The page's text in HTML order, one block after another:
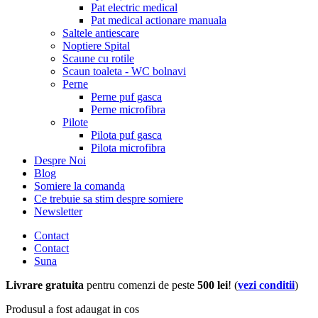
Pat electric medical
Pat medical actionare manuala
Saltele antiescare
Noptiere Spital
Scaune cu rotile
Scaun toaleta - WC bolnavi
Perne
Perne puf gasca
Perne microfibra
Pilote
Pilota puf gasca
Pilota microfibra
Despre Noi
Blog
Somiere la comanda
Ce trebuie sa stim despre somiere
Newsletter
Contact
Contact
Suna
Livrare gratuita pentru comenzi de peste 500 lei! (vezi conditii)
Produsul a fost adaugat in cos